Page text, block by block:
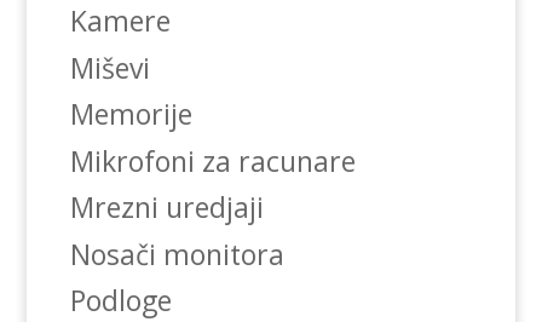
Kamere
Miševi
Memorije
Mikrofoni za racunare
Mrezni uredjaji
Nosači monitora
Podloge